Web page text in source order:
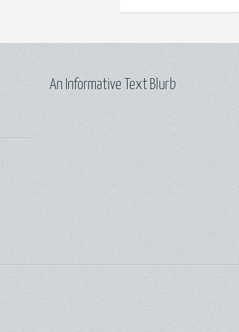
An Informative Text Blurb